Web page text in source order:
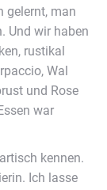
gelernt, man
Und wir haben
rustikal
Wal
und Rose
war
kennen.
Ich lasse